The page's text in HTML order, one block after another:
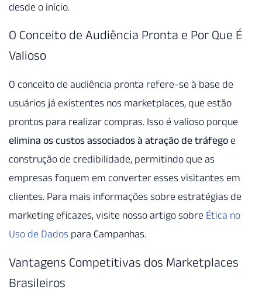
desde o início.
O Conceito de Audiência Pronta e Por Que É
Valioso
O conceito de audiência pronta refere-se à base de
usuários já existentes nos marketplaces, que estão
prontos para realizar compras. Isso é valioso porque
elimina os custos associados à atração de tráfego e
construção de credibilidade, permitindo que as
empresas foquem em converter esses visitantes em
clientes. Para mais informações sobre estratégias de
marketing eficazes, visite nosso artigo sobre Ética no
Uso de Dados para Campanhas.
Vantagens Competitivas dos Marketplaces
Brasileiros